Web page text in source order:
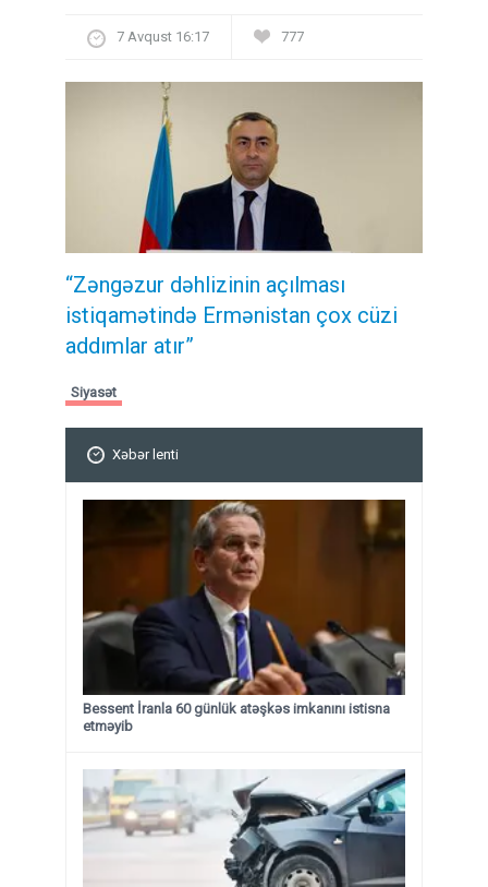
7 Avqust 16:17 777
“Zəngəzur dəhlizinin açılması
istiqamətində Ermənistan çox cüzi
addımlar atır”
Siyasət
Xəbər lenti
Bessent İranla 60 günlük atəşkəs imkanını istisna
etməyib